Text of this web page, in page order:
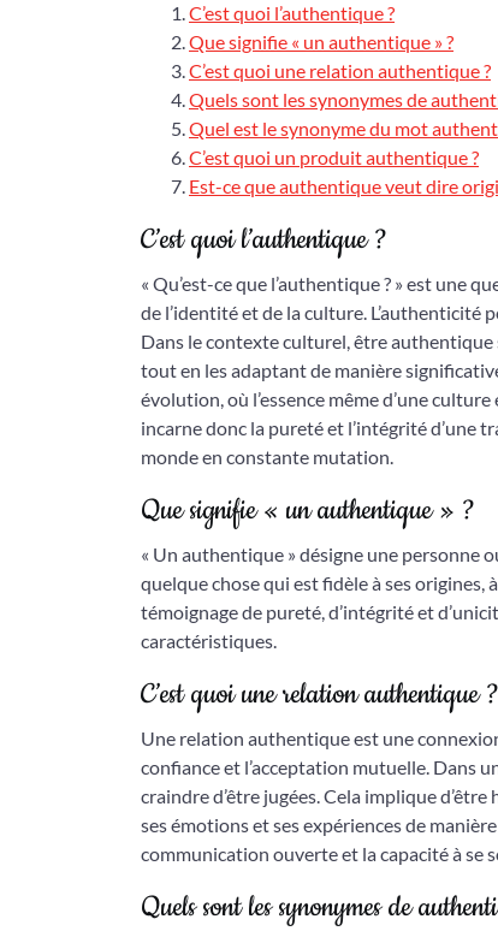
C’est quoi l’authentique ?
Que signifie « un authentique » ?
C’est quoi une relation authentique ?
Quels sont les synonymes de
Quel est le synonyme du mot
C’est quoi un produit authentique ?
Est-ce que authentique veut dire
C’est quoi l’authentique ?
« Qu’est-ce que l’authentique ? » est une
de l’identité et de la culture. L’authenticité
Dans le contexte culturel, être
tout en les adaptant de manière
évolution, où l’essence même d’une
incarne donc la pureté et l’intégrité d’une
monde en constante mutation.
Que signifie « un authentique » ?
« Un authentique » désigne une personne
quelque chose qui est fidèle à ses origines,
témoignage de pureté, d’intégrité et
caractéristiques.
C’est quoi une relation authentique ?
Une relation authentique est une
confiance et l’acceptation mutuelle. Dans
craindre d’être jugées. Cela implique
ses émotions et ses expériences de
communication ouverte et la capacité à se
Quels sont les synonymes de